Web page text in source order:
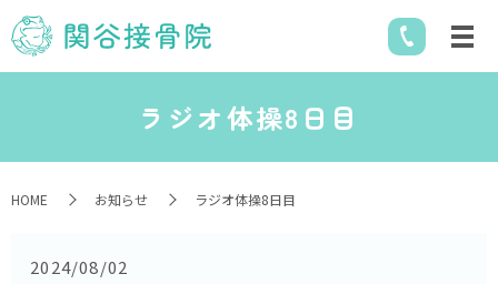
ラジオ体操8日目
HOME お知らせ ラジオ体操8日目
2024/08/02